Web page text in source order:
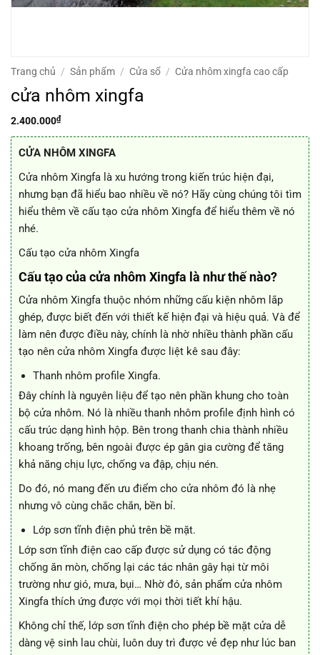
Trang chủ / Sản phẩm / Cửa sổ / Cửa nhôm xingfa cao cấp
cửa nhôm xingfa
2.400.000₫
CỬA NHÔM XINGFA
Cửa nhôm Xingfa là xu hướng trong kiến trúc hiện đại,
nhưng bạn đã hiểu bao nhiều về nó? Hãy cùng chúng tôi tìm
hiểu thêm về cấu tạo cửa nhôm Xingfa để hiểu thêm về nó
nhé.
Cấu tạo cửa nhôm Xingfa
Cấu tạo của cửa nhôm Xingfa là như thế nào?
Cửa nhôm Xingfa thuộc nhóm những cấu kiện nhôm lắp
ghép, được biết đến với thiết kế hiện đại và hiệu quả. Và để
làm nên được điều này, chính là nhờ nhiều thành phần cấu
tạo nên cửa nhôm Xingfa được liệt kê sau đây:
Thanh nhôm profile Xingfa.
Đây chính là nguyên liệu để tạo nên phần khung cho toàn
bộ cửa nhôm. Nó là nhiều thanh nhôm profile định hình có
cấu trúc dạng hình hộp. Bên trong thanh chia thành nhiều
khoang trống, bên ngoài được ép gân gia cường để tăng
khả năng chịu lực, chống va đập, chịu nén.
Do đó, nó mang đến ưu điểm cho cửa nhôm đó là nhẹ
nhưng vô cùng chắc chắn, bền bỉ.
Lớp sơn tĩnh điện phủ trên bề mặt.
Lớp sơn tĩnh điện cao cấp được sử dụng có tác động
chống ăn mòn, chống lại các tác nhân gây hại từ môi
trường như gió, mưa, bụi… Nhờ đó, sản phẩm cửa nhôm
Xingfa thích ứng được với mọi thời tiết khí hậu.
Không chỉ thế, lớp sơn tĩnh điện cho phép bề mặt cửa dễ
dàng vệ sinh lau chùi, luôn duy trì được vẻ đẹp như lúc ban